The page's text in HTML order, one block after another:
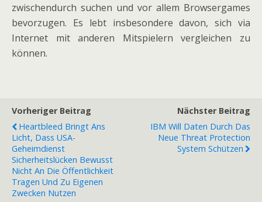
zwischendurch suchen und vor allem Browsergames
bevorzugen. Es lebt insbesondere davon, sich via
Internet mit anderen Mitspielern vergleichen zu
können.
Vorheriger Beitrag
Heartbleed Bringt Ans
Licht, Dass USA-
Geheimdienst
Sicherheitslücken Bewusst
Nicht An Die Öffentlichkeit
Tragen Und Zu Eigenen
Zwecken Nutzen
Nächster Beitrag
IBM Will Daten Durch Das
Neue Threat Protection
System Schützen